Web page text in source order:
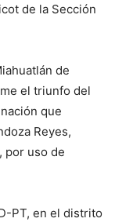
de la Sección
de
el triunfo del
que
Reyes,
por uso de
PT, en el distrito